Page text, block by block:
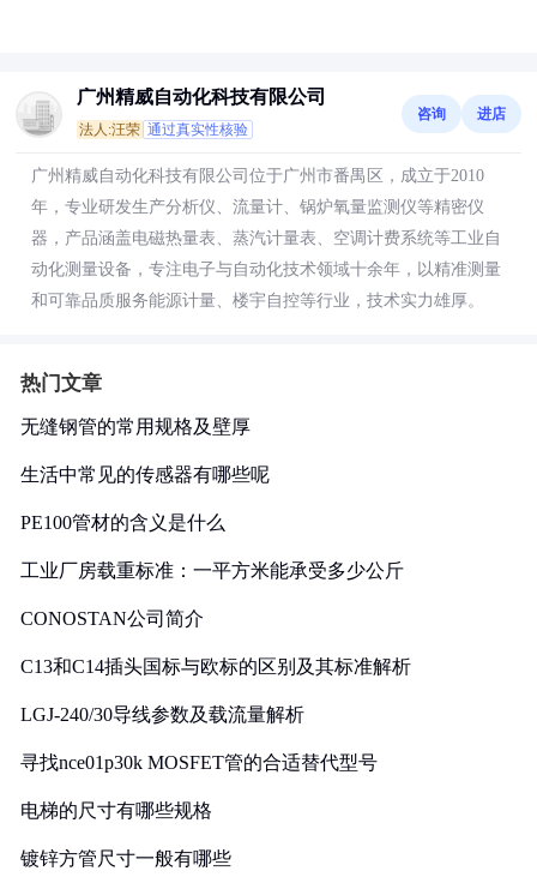
广州精威自动化科技有限公司
法人:汪荣 通过真实性核验
咨询 进店
广州精威自动化科技有限公司位于广州市番禺区，成立于2010
年，专业研发生产分析仪、流量计、锅炉氧量监测仪等精密仪
器，产品涵盖电磁热量表、蒸汽计量表、空调计费系统等工业自
动化测量设备，专注电子与自动化技术领域十余年，以精准测量
和可靠品质服务能源计量、楼宇自控等行业，技术实力雄厚。
热门文章
无缝钢管的常用规格及壁厚
生活中常见的传感器有哪些呢
PE100管材的含义是什么
工业厂房载重标准：一平方米能承受多少公斤
CONOSTAN公司简介
C13和C14插头国标与欧标的区别及其标准解析
LGJ-240/30导线参数及载流量解析
寻找nce01p30k MOSFET管的合适替代型号
电梯的尺寸有哪些规格
镀锌方管尺寸一般有哪些